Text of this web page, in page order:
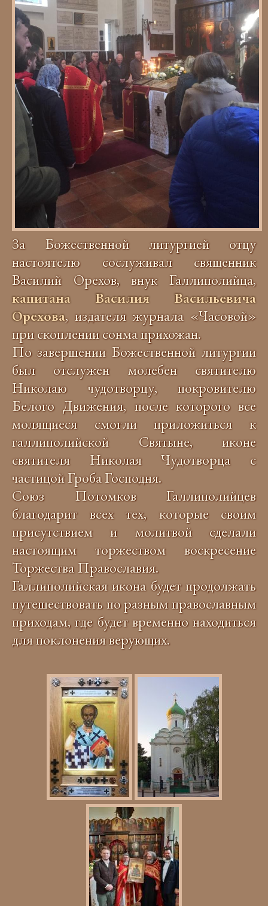
За Божественной литургией отцу
настоятелю сослуживал священник
Василий Орехов, внук Галлиполийца,
капитана Василия Васильевича
Орехова, издателя журнала «Часовой»
при скоплении сонма прихожан.
По завершении Божественной литургии
был отслужен молебен святителю
Николаю чудотворцу, покровителю
Белого Движения, после которого все
молящиеся смогли приложиться к
галлиполийской Святыне, иконе
святителя Николая Чудотворца с
частицой Гроба Господня.
Союз Потомков Галлиполийцев
благодарит всех тех, которые своим
присутствием и молитвой сделали
настоящим торжеством воскресение
Торжества Православия.
Галлиполийская икона будет продолжать
путешествовать по разным православным
приходам, где будет временно находиться
для поклонения верующих.